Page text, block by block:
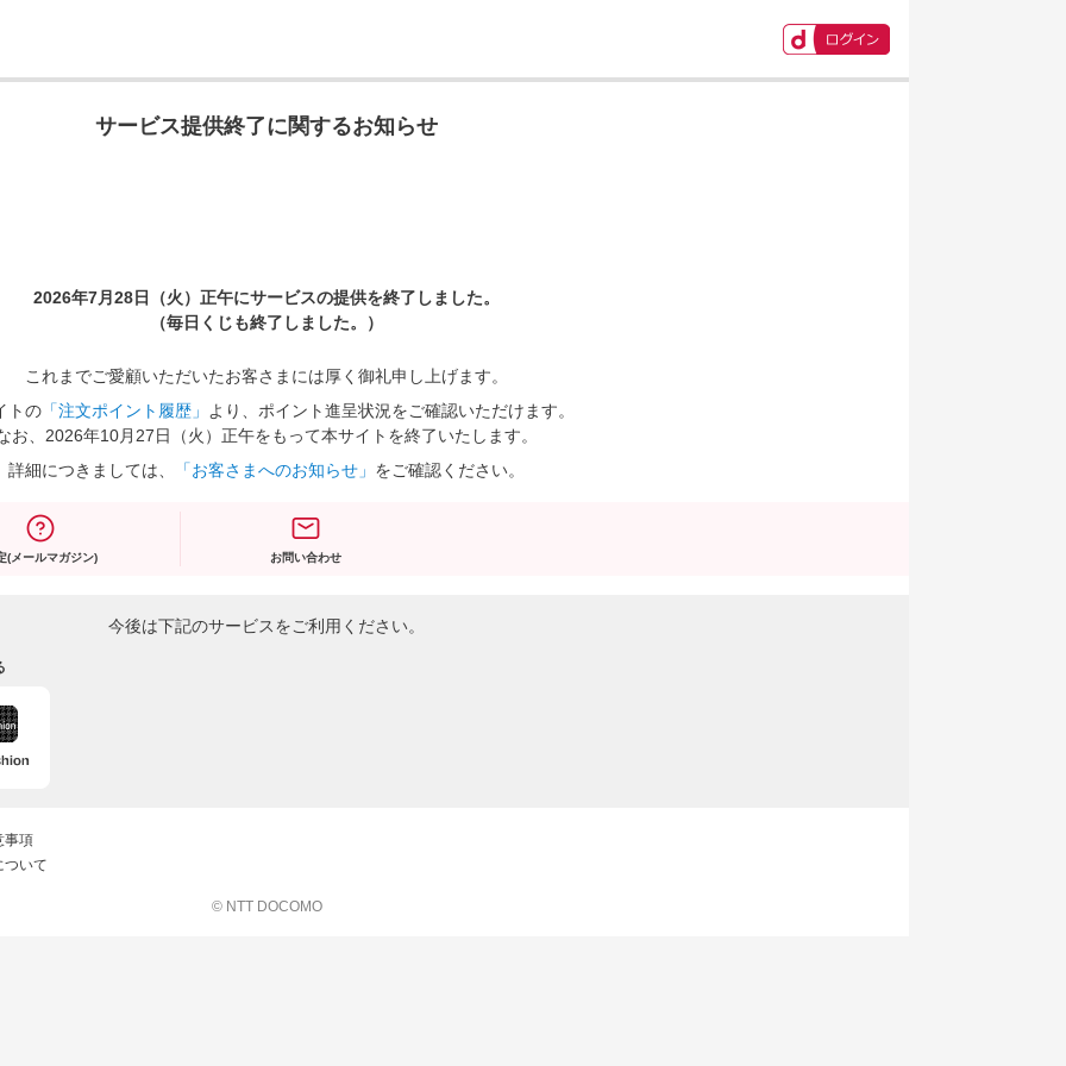
サービス提供終了に関するお知らせ
2026年7月28日（火）正午にサービスの提供を終了しました。
（毎日くじも終了しました。）
これまでご愛顧いただいたお客さまには厚く御礼申し上げます。
トの 「注文ポイント履歴」
より、ポイント進呈状況をご確認いただけます。
お、2026年10月27日（火）正午をもって本サイトを終了いたします。
詳細につきましては、
「お客さまへのお知らせ」 をご確認ください。
(メールマガジン) お問い合わせ
今後は下記のサービスをご利用ください。
事項
ついて
© NTT DOCOMO